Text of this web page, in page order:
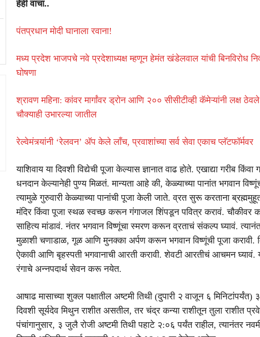
हेही वाचा..
पंतप्रधान मोदी घानाला रवाना!
मध्य प्रदेश भाजपचे नवे प्रदेशाध्यक्ष म्हणून हेमंत खंडेलवाल यांची बिनविरोध
घोषणा
श्रावण महिना: कांवर मार्गांवर ड्रोन आणि २०० सीसीटीव्ही कॅमेऱ्यांनी लक्ष
चौक्याही उभारल्या जातील
रेल्वेमंत्र्यांनी ‘रेलवन’ अ‍ॅप केले लाँच, प्रवाशांच्या सर्व सेवा एकाच प्लॅटफॉर्मवर
याशिवाय या दिवशी विद्येची पूजा केल्यास ज्ञानात वाढ होते. एखाद्या गरीब
धनदान केल्यानेही पुण्य मिळतं. मान्यता आहे की, केळ्याच्या पानांत भगवान
त्यामुळे गुरुवारी केळ्याच्या पानांची पूजा केली जाते. व्रत सुरू करताना
मंदिर किंवा पूजा स्थळ स्वच्छ करून गंगाजल शिंपडून पवित्र करावं.
साहित्य मांडावं. नंतर भगवान विष्णूंचा स्मरण करून व्रताचं संकल्प घ्यावं.
मुळाशी चणाडाळ, गूळ आणि मुनक्का अर्पण करून भगवान विष्णूंची पूजा करावी.
ऐकावी आणि बृहस्पती भगवानाची आरती करावी. शेवटी आरतीचं आचमन घ्यावं.
रंगाचे अन्नपदार्थ सेवन करू नयेत.
आषाढ मासाच्या शुक्ल पक्षातील अष्टमी तिथी (दुपारी २ वाजून ६
दिवशी सूर्यदेव मिथुन राशीत असतील, तर चंद्र कन्या राशीतून तुला राशीत
पंचांगानुसार, ३ जुलै रोजी अष्टमी तिथी पहाटे २:०६ पर्यंत राहील, त्यानंतर